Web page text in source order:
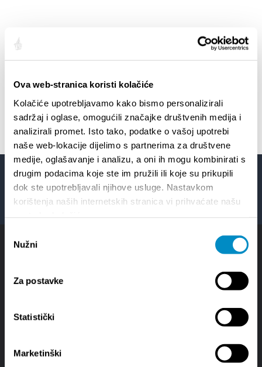
Ova web-stranica koristi kolačiće
Kolačiće upotrebljavamo kako bismo personalizirali
sadržaj i oglase, omogućili značajke društvenih medija i
analizirali promet. Isto tako, podatke o vašoj upotrebi
naše web-lokacije dijelimo s partnerima za društvene
medije, oglašavanje i analizu, a oni ih mogu kombinirati s
drugim podacima koje ste im pružili ili koje su prikupili
dok ste upotrebljavali njihove usluge. Nastavkom
korištenja naših internetskih stranica vi prihvaćate našu
pristanka
Nužni
Za postavke
Statistički
Marketinški
OPĆ I ZAHTJEV ZA OSTVARIVANJE PRAVA
FacebookTwitterYouTubeInstagram